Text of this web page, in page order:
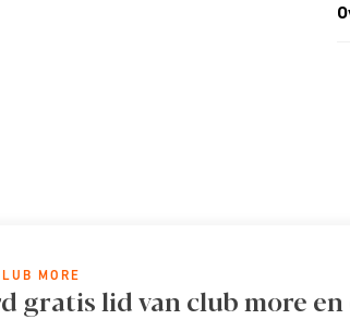
MORE
gratis lid van club more